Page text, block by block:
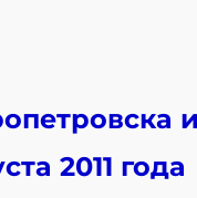
2011 года